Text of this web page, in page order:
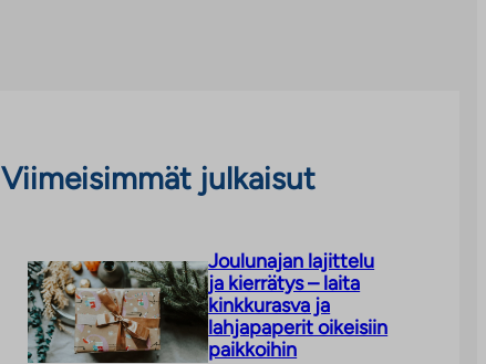
Viimeisimmät julkaisut
Joulunajan lajittelu
ja kierrätys – laita
kinkkurasva ja
lahjapaperit oikeisiin
paikkoihin